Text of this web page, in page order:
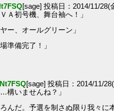
[sage] 投稿日：2014/11/28(
Ａ初号機、舞台袖へ！」
ー、オールグリーン」
準備完了！」
[sage] 投稿日：2014/11/
構いませんね？」
んだ。予選を制さぬ限り我々に